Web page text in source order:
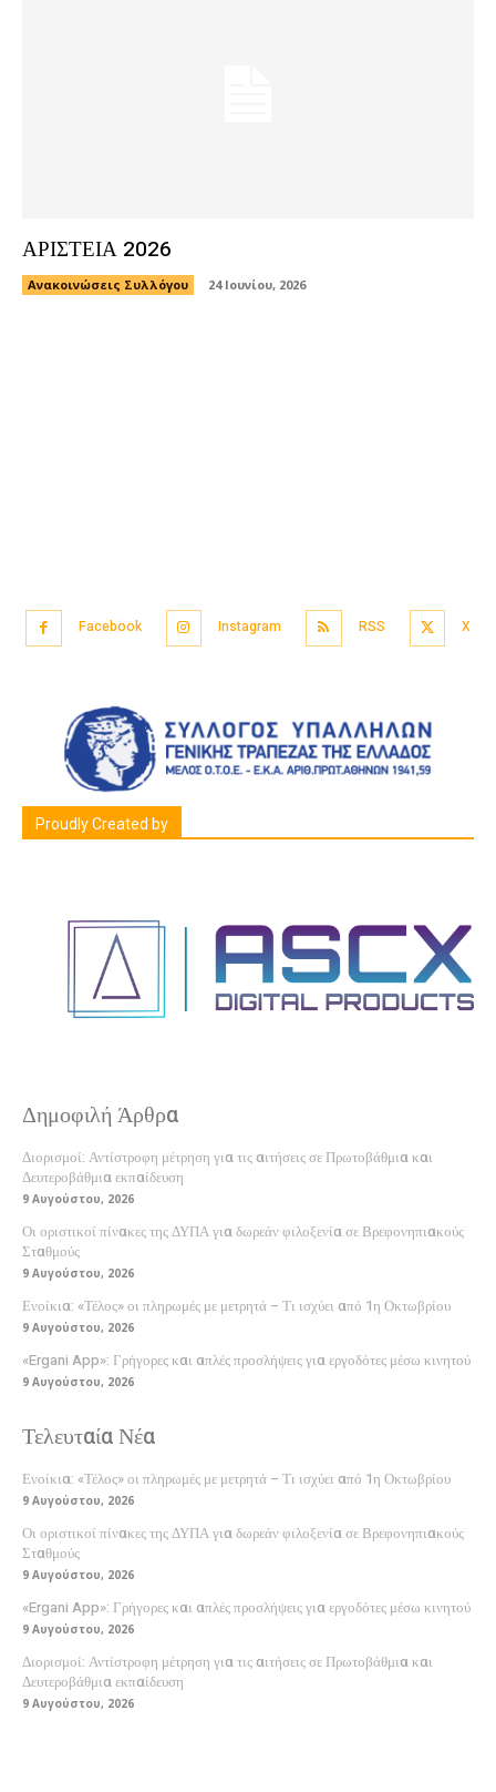
ΑΡΙΣΤΕΙΑ 2026
Ανακοινώσεις Συλλόγου 24 Ιουνίου, 2026
Facebook Instagram RSS X
Proudly Created by
Δημοφιλή Άρθρα
Διορισμοί: Αντίστροφη μέτρηση για τις αιτήσεις σε Πρωτοβάθμια και
Δευτεροβάθμια εκπαίδευση
9 Αυγούστου, 2026
Οι οριστικοί πίνακες της ΔΥΠΑ για δωρεάν φιλοξενία σε Βρεφονηπιακούς
Σταθμούς
9 Αυγούστου, 2026
Ενοίκια: «Τέλος» οι πληρωμές με μετρητά – Τι ισχύει από 1η Οκτωβρίου
9 Αυγούστου, 2026
«Ergani App»: Γρήγορες και απλές προσλήψεις για εργοδότες μέσω κινητού
9 Αυγούστου, 2026
Τελευταία Νέα
Ενοίκια: «Τέλος» οι πληρωμές με μετρητά – Τι ισχύει από 1η Οκτωβρίου
9 Αυγούστου, 2026
Οι οριστικοί πίνακες της ΔΥΠΑ για δωρεάν φιλοξενία σε Βρεφονηπιακούς
Σταθμούς
9 Αυγούστου, 2026
«Ergani App»: Γρήγορες και απλές προσλήψεις για εργοδότες μέσω κινητού
9 Αυγούστου, 2026
Διορισμοί: Αντίστροφη μέτρηση για τις αιτήσεις σε Πρωτοβάθμια και
Δευτεροβάθμια εκπαίδευση
9 Αυγούστου, 2026